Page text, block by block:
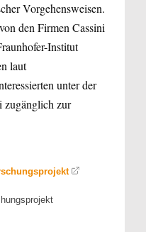
Vorgehensweisen.
den Firmen Cassini
Institut
laut
unter der
zugänglich zur